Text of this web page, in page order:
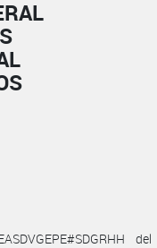
del